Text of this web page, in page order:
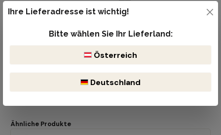
elegante Säure
Ähnliche Produkte
Ihre Lieferadresse ist wichtig!
Bitte wählen Sie Ihr Lieferland:
Österreich
Deutschland